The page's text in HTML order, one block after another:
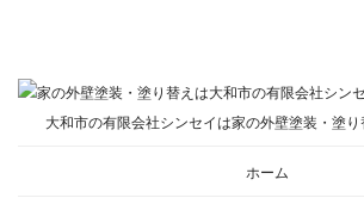
大和市の有限会社シンセイは家の外壁塗装・塗り
ホーム